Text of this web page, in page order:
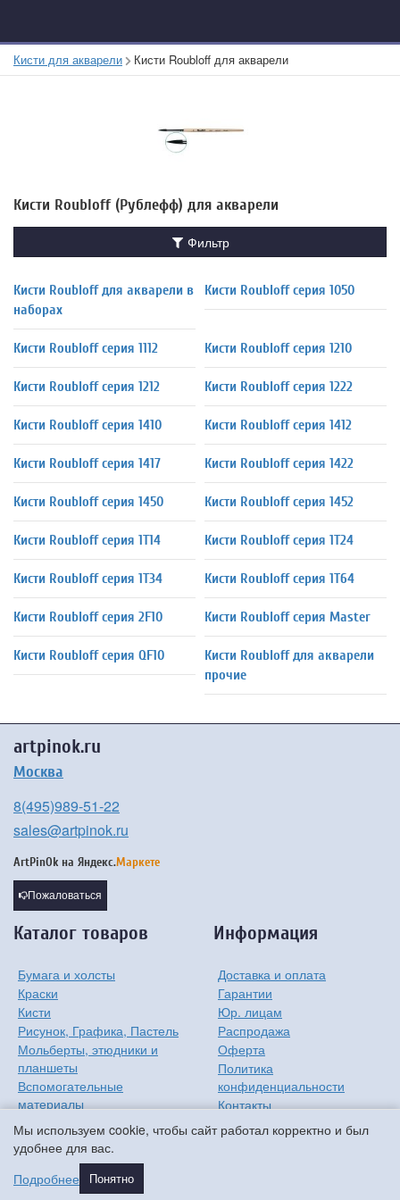
Мы используем cookie, чтобы сайт работал корректно и был
удобнее для вас.
Подробнее
Понятно
Кисти для акварели Кисти Roubloff для акварели
Кисти Roubloff (Рублефф) для акварели
Фильтр
Кисти Roubloff для акварели в
наборах
Кисти Roubloff серия 1050
Кисти Roubloff серия 1112 Кисти Roubloff серия 1210
Кисти Roubloff серия 1212 Кисти Roubloff серия 1222
Кисти Roubloff серия 1410 Кисти Roubloff серия 1412
Кисти Roubloff серия 1417 Кисти Roubloff серия 1422
Кисти Roubloff серия 1450 Кисти Roubloff серия 1452
Кисти Roubloff серия 1Т14 Кисти Roubloff серия 1Т24
Кисти Roubloff серия 1Т34 Кисти Roubloff серия 1Т64
Кисти Roubloff серия 2F10 Кисти Roubloff серия Master
Кисти Roubloff серия QF10
Кисти Roubloff для акварели
прочие
artpinok.ru
Москва
8(495)989-51-22
sales@artpinok.ru
ArtPinOk на Яндекс.Маркете
Пожаловаться
Каталог товаров
Бумага и холсты
Краски
Кисти
Рисунок, Графика, Пастель
Мольберты, этюдники и
планшеты
Вспомогательные
материалы
Хобби
Детям
Мастер-классы
Информация
Доставка и оплата
Гарантии
Юр. лицам
Распродажа
Оферта
Политика
конфиденциальности
Контакты
О компании